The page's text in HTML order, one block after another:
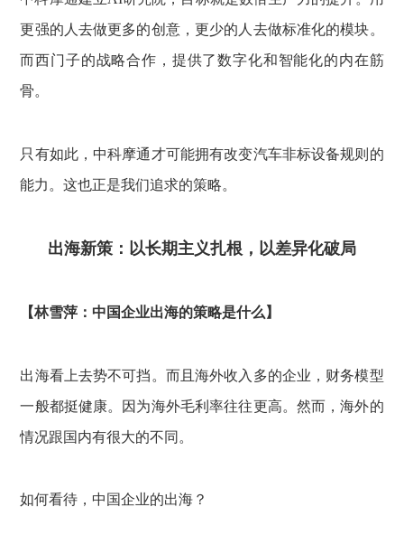
更强的人去做更多的创意，更少的人去做标准化的模块。
而西门子的战略合作，提供了数字化和智能化的内在筋
骨。
只有如此，中科摩通才可能拥有改变汽车非标设备规则的
能力。这也正是我们追求的策略。
出海新策：以长期主义扎根，以差异化破局
【林雪萍：中国企业出海的策略是什么】
出海看上去势不可挡。而且海外收入多的企业，财务模型
一般都挺健康。因为海外毛利率往往更高。然而，海外的
情况跟国内有很大的不同。
如何看待，中国企业的出海？